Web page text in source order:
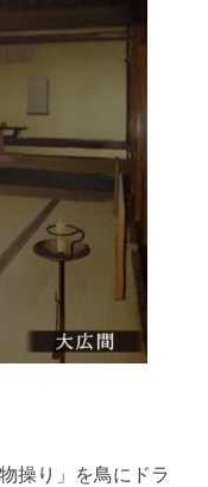
操り」を鳥にドラ